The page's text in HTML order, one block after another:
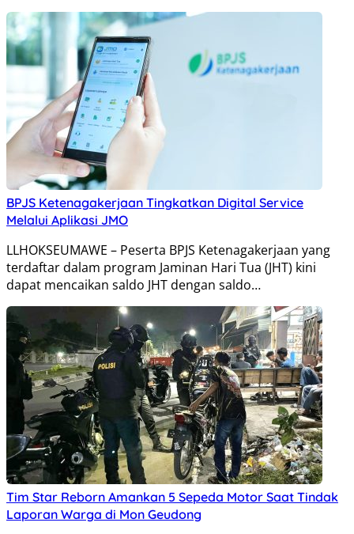
BPJS Ketenagakerjaan Tingkatkan Digital Service
Melalui Aplikasi JMO
LLHOKSEUMAWE – Peserta BPJS Ketenagakerjaan yang
terdaftar dalam program Jaminan Hari Tua (JHT) kini
dapat mencaikan saldo JHT dengan saldo…
Tim Star Reborn Amankan 5 Sepeda Motor Saat Tindak
Laporan Warga di Mon Geudong